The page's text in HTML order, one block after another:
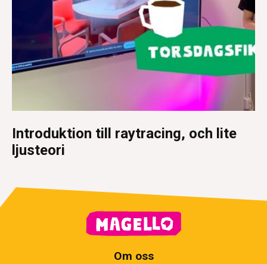
Introduktion till raytracing, och lite
ljusteori
Om oss